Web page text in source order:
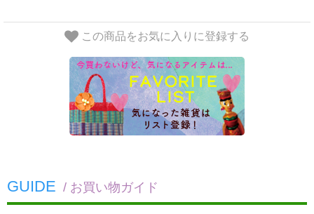
この商品をお気に入りに登録する
GUIDE / お買い物ガイド